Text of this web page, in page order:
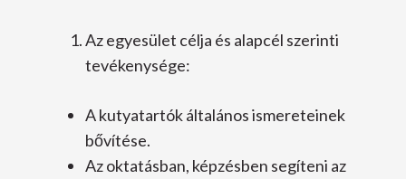
Az egyesület célja és alapcél szerinti
tevékenysége:
A kutyatartók általános ismereteinek
bővítése.
Az oktatásban, képzésben segíteni az